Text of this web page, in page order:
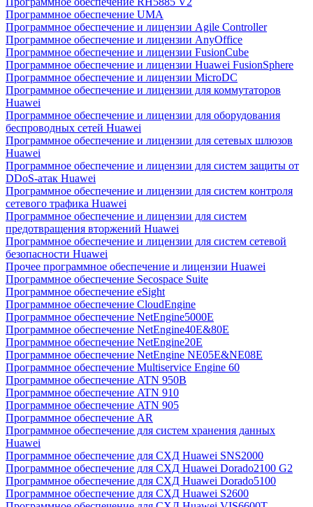
Программное обеспечение UMA
Программное обеспечение и лицензии Agile Controller
Программное обеспечение и лицензии AnyOffice
Программное обеспечение и лицензии FusionCube
Программное обеспечение и лицензии Huawei FusionSphere
Программное обеспечение и лицензии MicroDC
Программное обеспечение и лицензии для коммутаторов
Huawei
Программное обеспечение и лицензии для оборудования
беспроводных сетей Huawei
Программное обеспечение и лицензии для сетевых шлюзов
Huawei
Программное обеспечение и лицензии для систем защиты от
DDoS-атак Huawei
Программное обеспечение и лицензии для систем контроля
сетевого трафика Huawei
Программное обеспечение и лицензии для систем
предотвращения вторжений Huawei
Программное обеспечение и лицензии для систем сетевой
безопасности Huawei
Прочее программное обеспечение и лицензии Huawei
Программное обеспечение Secospace Suite
Программное обеспечение eSight
Программное обеспечение CloudEngine
Программное обеспечение NetEngine5000E
Программное обеспечение NetEngine40E&80E
Программное обеспечение NetEngine20E
Программное обеспечение NetEngine NE05E&NE08E
Программное обеспечение Multiservice Engine 60
Программное обеспечение ATN 950B
Программное обеспечение ATN 910
Программное обеспечение ATN 905
Программное обеспечение AR
Программное обеспечение для систем хранения данных
Huawei
Программное обеспечение для СХД Huawei SNS2000
Программное обеспечение для СХД Huawei Dorado2100 G2
Программное обеспечение для СХД Huawei Dorado5100
Программное обеспечение для СХД Huawei S2600